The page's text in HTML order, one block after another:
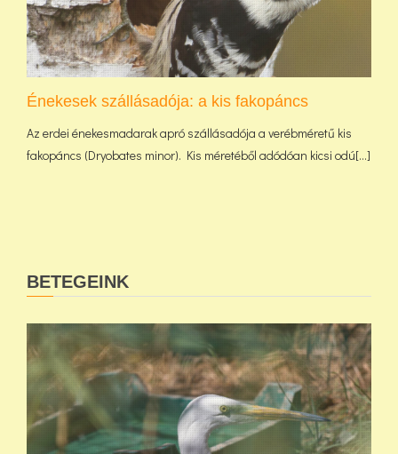
Énekesek szállásadója: a kis fakopáncs
Az erdei énekesmadarak apró szállásadója a verébméretű kis
fakopáncs (Dryobates minor). Kis méretéből adódóan kicsi odú[...]
BETEGEINK